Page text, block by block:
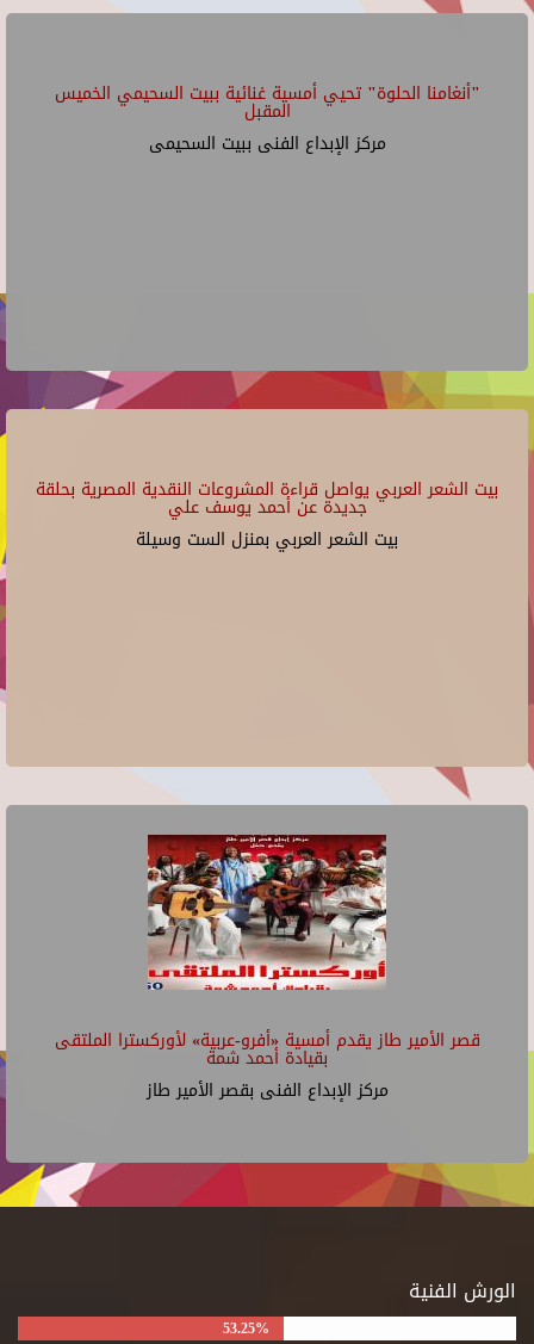
"أنغامنا الحلوة" تحيي أمسية غنائية ببيت السحيمي الخميس
المقبل
مركز الإبداع الفنى ببيت السحيمى
بيت الشعر العربي يواصل قراءة المشروعات النقدية المصرية بحلقة
جديدة عن أحمد يوسف علي
بيت الشعر العربي بمنزل الست وسيلة
قصر الأمير طاز يقدم أمسية «أفرو-عربية» لأوركسترا الملتقى
بقيادة أحمد شمة
مركز الإبداع الفنى بقصر الأمير طاز
الورش الفنية
53.25%